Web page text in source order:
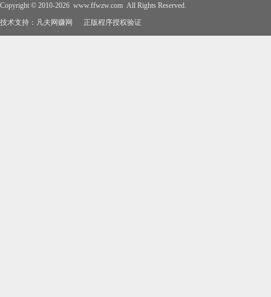
Copyright © 2010-2026 www.ffwzw.com All Rights Reserved.
技术支持： 凡夫网赚网 正版程序授权验证